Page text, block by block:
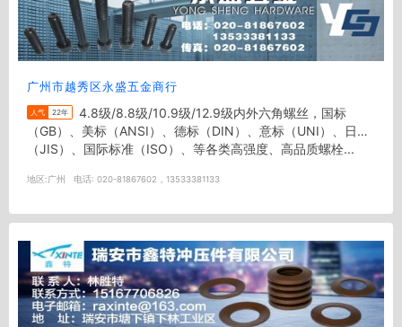
广州市越秀区永盛五金商行
人气 22年
（GB）、美标（ANSI）、德标（DIN）、意标（UNI）、日标
（JIS）、国际标准（ISO）、等各类高强度、高品质螺栓...
地区:广州 电话: 020-81867602，13533381133